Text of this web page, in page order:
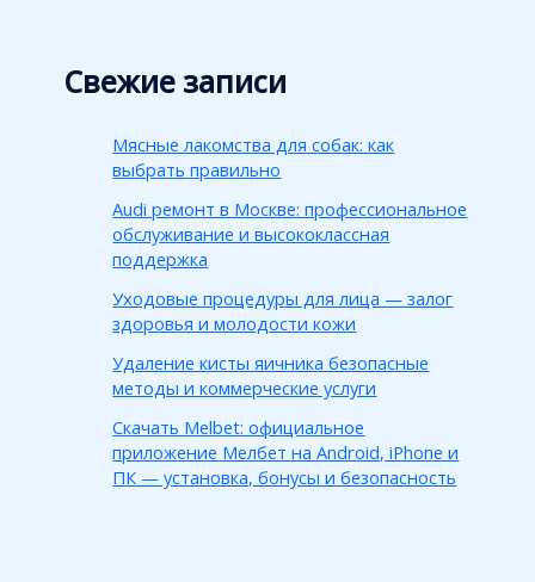
Свежие записи
Мясные лакомства для собак: как
выбрать правильно
Audi ремонт в Москве: профессиональное
обслуживание и высококлассная
поддержка
Уходовые процедуры для лица — залог
здоровья и молодости кожи
Удаление кисты яичника безопасные
методы и коммерческие услуги
Скачать Melbet: официальное
приложение Мелбет на Android, iPhone и
ПК — установка, бонусы и безопасность